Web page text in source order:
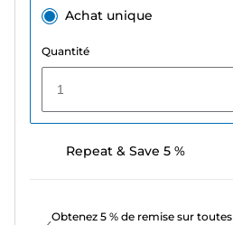
Achat unique
Quantité
1
Repeat & Save 5 %
Obtenez 5 % de remise sur